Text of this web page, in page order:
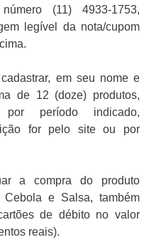
(11) 4933-1753,
legível da nota/cupom
em seu nome e
de 12 (doze) produtos,
período indicado,
for pelo site ou por
a compra do produto
e Salsa, também
de débito no valor
reais).